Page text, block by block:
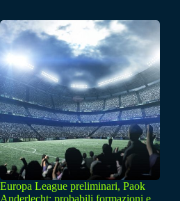
Europa League preliminari, Paok